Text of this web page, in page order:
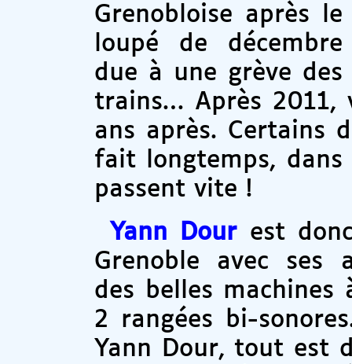
Grenobloise après le
loupé de décembre
due à une grève des
trains… Après 2011,
ans après. Certains
fait longtemps, dans
passent vite !
Yann Dourest
Grenoble avec ses
des belles machines
2 rangées bi-
Yann Dour, tout est